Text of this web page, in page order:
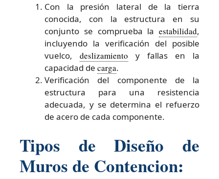
Con la presión lateral de la tierra
conocida, con la estructura en su
conjunto se comprueba la estabilidad,
incluyendo la verificación del posible
vuelco, deslizamiento y fallas en la
capacidad de carga.
Verificación del componente de la
estructura para una resistencia
adecuada, y se determina el refuerzo
de acero de cada componente.
Tipos de Diseño de
Muros de Contencion: